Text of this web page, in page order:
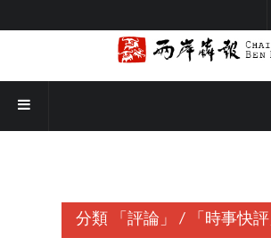
分類 「評論」 / 「時事快評